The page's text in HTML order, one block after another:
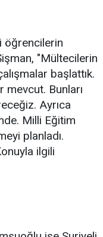
öğrencilerin
"Mültecilerin
başlattık.
mevcut. Bunları
Ayrıca
Milli Eğitim
planladı.
ilgili